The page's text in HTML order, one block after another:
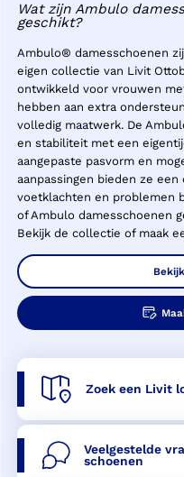
Wat zijn Ambulo
geschikt?
Ambulo® damesschoenen
eigen collectie van Livit
ontwikkeld voor vrouwen
hebben aan extra
volledig maatwerk. De
en stabiliteit met een
aangepaste pasvorm en
aanpassingen bieden ze
voetklachten en problemen
of Ambulo damesschoenen
Bekijk de collectie of maak
Zoek een Livit
Veelgestelde
schoenen